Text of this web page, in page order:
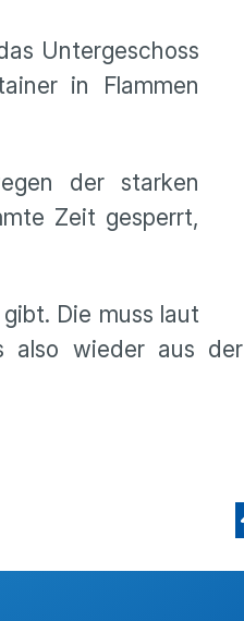
Untergeschoss
in Flammen
der starken
Zeit gesperrt,
Die muss laut
also wieder aus der